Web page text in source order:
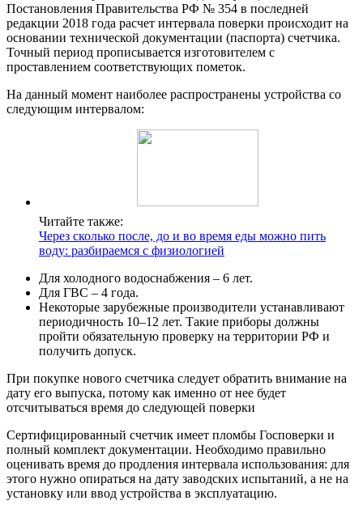
Постановления Правительства РФ № 354 в последней
редакции 2018 года расчет интервала поверки происходит на
основании технической документации (паспорта) счетчика.
Точный период прописывается изготовителем с
проставлением соответствующих пометок.
На данный момент наиболее распространены устройства со
следующим интервалом:
Читайте также:
Через сколько после, до и во время еды можно пить
воду: разбираемся с физиологией
Для холодного водоснабжения – 6 лет.
Для ГВС – 4 года.
Некоторые зарубежные производители устанавливают
периодичность 10–12 лет. Такие приборы должны
пройти обязательную проверку на территории РФ и
получить допуск.
При покупке нового счетчика следует обратить внимание на
дату его выпуска, потому как именно от нее будет
отсчитываться время до следующей поверки
Сертифицированный счетчик имеет пломбы Госповерки и
полный комплект документации. Необходимо правильно
оценивать время до продления интервала использования: для
этого нужно опираться на дату заводских испытаний, а не на
установку или ввод устройства в эксплуатацию.